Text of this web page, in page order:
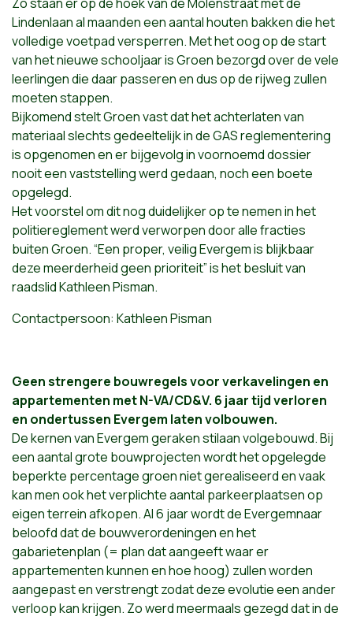
Lindenlaan al maanden een aantal houten bakken die het
volledige voetpad versperren. Met het oog op de start
van het nieuwe schooljaar is Groen bezorgd over de vele
leerlingen die daar passeren en dus op de rijweg zullen
moeten stappen.
Bijkomend stelt Groen vast dat het achterlaten van
materiaal slechts gedeeltelijk in de GAS reglementering
is opgenomen en er bijgevolg in voornoemd dossier
nooit een vaststelling werd gedaan, noch een boete
opgelegd.
Het voorstel om dit nog duidelijker op te nemen in het
politiereglement werd verworpen door alle fracties
buiten Groen. “Een proper, veilig Evergem is blijkbaar
deze meerderheid geen prioriteit” is het besluit van
raadslid Kathleen Pisman.
Contactpersoon: Kathleen Pisman
Geen strengere bouwregels voor verkavelingen en
appartementen met N-VA/CD&V. 6 jaar tijd verloren
en ondertussen Evergem laten volbouwen.
De kernen van Evergem geraken stilaan volgebouwd. Bij
een aantal grote bouwprojecten wordt het opgelegde
beperkte percentage groen niet gerealiseerd en vaak
kan men ook het verplichte aantal parkeerplaatsen op
eigen terrein afkopen. Al 6 jaar wordt de Evergemnaar
beloofd dat de bouwverordeningen en het
gabarietenplan (= plan dat aangeeft waar er
appartementen kunnen en hoe hoog) zullen worden
aangepast en verstrengt zodat deze evolutie een ander
verloop kan krijgen. Zo werd meermaals gezegd dat in de